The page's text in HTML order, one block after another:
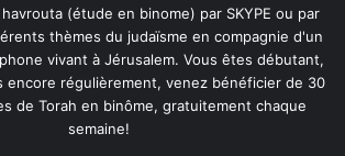
(étude en binome) par SKYPE ou par
thèmes du judaïsme en compagnie d'un
vivant à Jérusalem. Vous êtes débutant,
encore régulièrement, venez bénéficier de 30
de Torah en binôme, gratuitement chaque
semaine!